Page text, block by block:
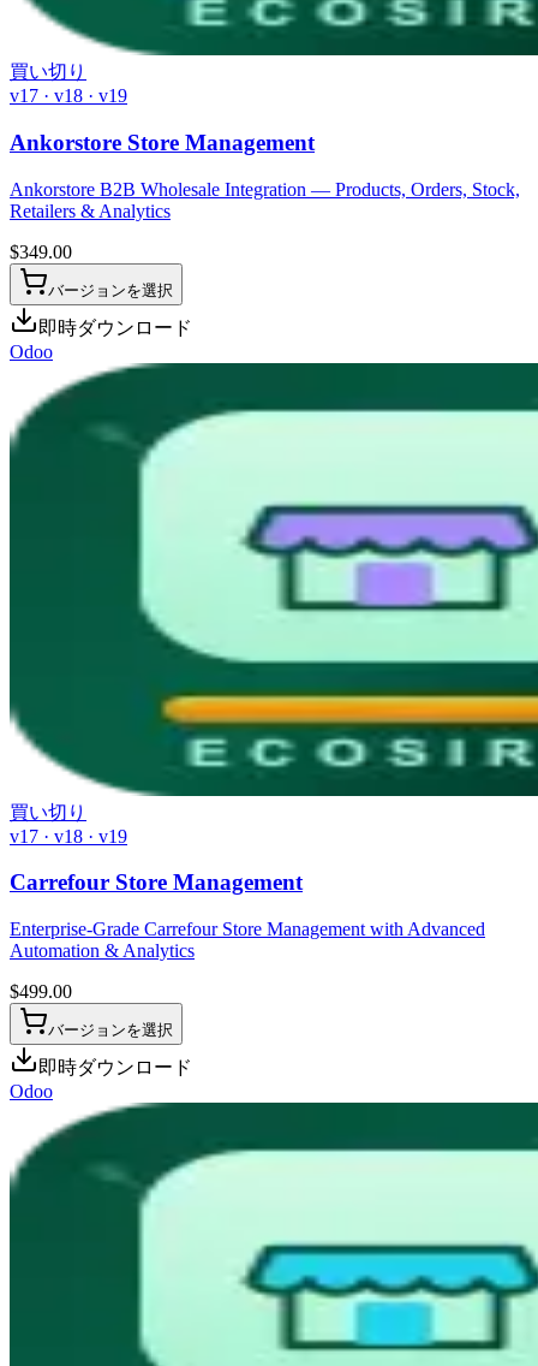
買い切り
v17 · v18 · v19
Ankorstore Store Management
Ankorstore B2B Wholesale Integration — Products, Orders, Stock,
Retailers & Analytics
$349.00
バージョンを選択
即時ダウンロード
Odoo
買い切り
v17 · v18 · v19
Carrefour Store Management
Enterprise-Grade Carrefour Store Management with Advanced
Automation & Analytics
$499.00
バージョンを選択
即時ダウンロード
Odoo